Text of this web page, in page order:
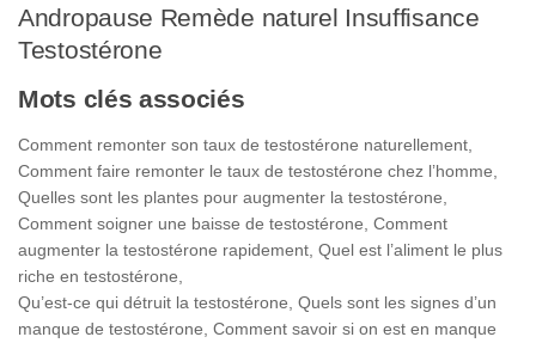
Andropause Remède naturel Insuffisance
Testostérone
Mots clés associés
Comment remonter son taux de testostérone naturellement,
Comment faire remonter le taux de testostérone chez l’homme,
Quelles sont les plantes pour augmenter la testostérone,
Comment soigner une baisse de testostérone, Comment
augmenter la testostérone rapidement, Quel est l’aliment le plus
riche en testostérone,
Qu’est-ce qui détruit la testostérone, Quels sont les signes d’un
manque de testostérone, Comment savoir si on est en manque